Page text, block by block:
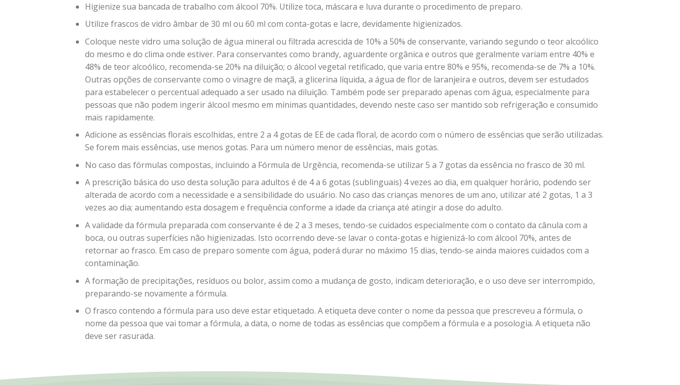
Higienize sua bancada de trabalho com álcool 70%. Utilize toca, máscara e luva durante o procedimento de preparo.
Utilize frascos de vidro âmbar de 30 ml ou 60 ml com conta-gotas e lacre, devidamente higienizados.
Coloque neste vidro uma solução de água mineral ou filtrada acrescida de 10% a 50% de conservante, variando segundo o teor alcoólico
do mesmo e do clima onde estiver. Para conservantes como brandy, aguardente orgânica e outros que geralmente variam entre 40% e
48% de teor alcoólico, recomenda-se 20% na diluição; o álcool vegetal retificado, que varia entre 80% e 95%, recomenda-se de 7% a 10%.
Outras opções de conservante como o vinagre de maçã, a glicerina líquida, a água de flor de laranjeira e outros, devem ser estudados
para estabelecer o percentual adequado a ser usado na diluição. Também pode ser preparado apenas com água, especialmente para
pessoas que não podem ingerir álcool mesmo em mínimas quantidades, devendo neste caso ser mantido sob refrigeração e consumido
mais rapidamente.
Adicione as essências florais escolhidas, entre 2 a 4 gotas de EE de cada floral, de acordo com o número de essências que serão utilizadas.
Se forem mais essências, use menos gotas. Para um número menor de essências, mais gotas.
No caso das fórmulas compostas, incluindo a Fórmula de Urgência, recomenda-se utilizar 5 a 7 gotas da essência no frasco de 30 ml.
A prescrição básica do uso desta solução para adultos é de 4 a 6 gotas (sublinguais) 4 vezes ao dia, em qualquer horário, podendo ser
alterada de acordo com a necessidade e a sensibilidade do usuário. No caso das crianças menores de um ano, utilizar até 2 gotas, 1 a 3
vezes ao dia; aumentando esta dosagem e frequência conforme a idade da criança até atingir a dose do adulto.
A validade da fórmula preparada com conservante é de 2 a 3 meses, tendo-se cuidados especialmente com o contato da cânula com a
boca, ou outras superfícies não higienizadas. Isto ocorrendo deve-se lavar o conta-gotas e higienizá-lo com álcool 70%, antes de
retornar ao frasco. Em caso de preparo somente com água, poderá durar no máximo 15 dias, tendo-se ainda maiores cuidados com a
contaminação.
A formação de precipitações, resíduos ou bolor, assim como a mudança de gosto, indicam deterioração, e o uso deve ser interrompido,
preparando-se novamente a fórmula.
O frasco contendo a fórmula para uso deve estar etiquetado. A etiqueta deve conter o nome da pessoa que prescreveu a fórmula, o
nome da pessoa que vai tomar a fórmula, a data, o nome de todas as essências que compõem a fórmula e a posologia. A etiqueta não
deve ser rasurada.